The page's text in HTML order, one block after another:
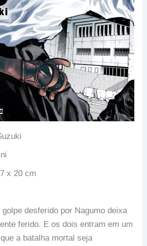
x 20 cm
golpe desferido por Nagumo deixa
ferido. E os dois entram em um
a batalha mortal seja